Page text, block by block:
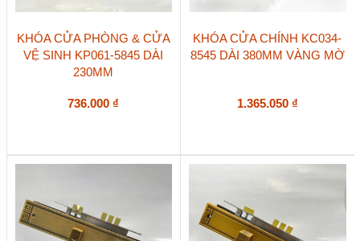
KHÓA CỬA PHÒNG & CỬA
VỆ SINH KP061-5845 DÀI
230MM
736.000 ₫
KHÓA CỬA CHÍNH KC034-
8545 DÀI 380MM VÀNG MỜ
1.365.050 ₫